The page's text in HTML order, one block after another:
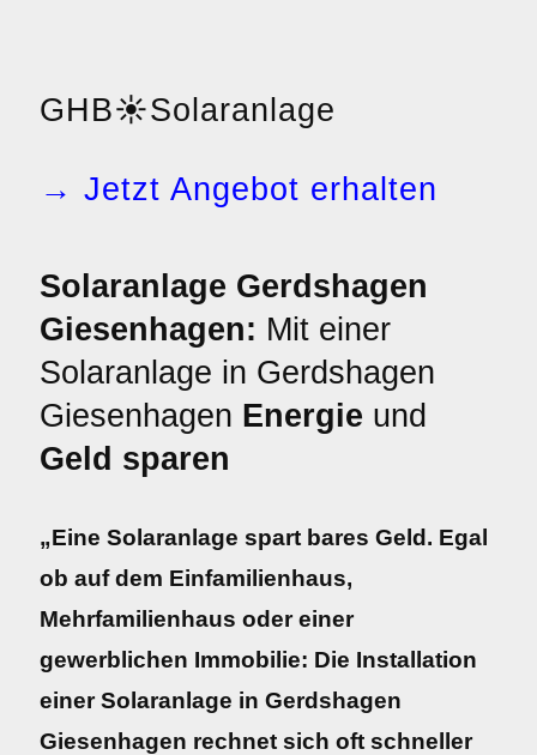
GHB☀️Solaranlage
→ Jetzt Angebot erhalten
Solaranlage Gerdshagen
Giesenhagen: Mit einer
Solaranlage in Gerdshagen
Giesenhagen Energie und
Geld sparen
„Eine Solaranlage spart bares Geld. Egal
ob auf dem Einfamilienhaus,
Mehrfamilienhaus oder einer
gewerblichen Immobilie: Die Installation
einer Solaranlage in Gerdshagen
Giesenhagen rechnet sich oft schneller